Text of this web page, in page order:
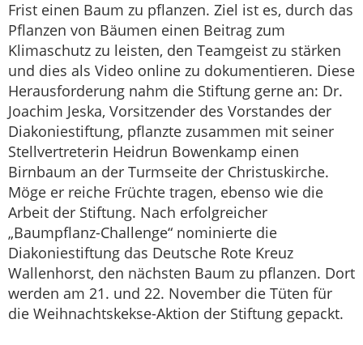
Frist einen Baum zu pflanzen. Ziel ist es, durch das
Pflanzen von Bäumen einen Beitrag zum
Klimaschutz zu leisten, den Teamgeist zu stärken
und dies als Video online zu dokumentieren. Diese
Herausforderung nahm die Stiftung gerne an: Dr.
Joachim Jeska, Vorsitzender des Vorstandes der
Diakoniestiftung, pflanzte zusammen mit seiner
Stellvertreterin Heidrun Bowenkamp einen
Birnbaum an der Turmseite der Christuskirche.
Möge er reiche Früchte tragen, ebenso wie die
Arbeit der Stiftung. Nach erfolgreicher
„Baumpflanz-Challenge“ nominierte die
Diakoniestiftung das Deutsche Rote Kreuz
Wallenhorst, den nächsten Baum zu pflanzen. Dort
werden am 21. und 22. November die Tüten für
die Weihnachtskekse-Aktion der Stiftung gepackt.